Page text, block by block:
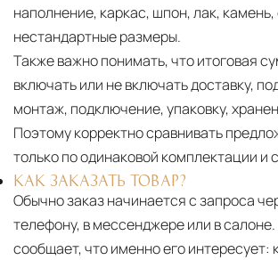
наполнение, каркас, шпон, лак, камень,
нестандартные размеры.
Также важно понимать, что итоговая
включать или не включать доставку,
монтаж, подключение, упаковку,
Поэтому корректно сравнивать
только по одинаковой комплектации и
КАК ЗАКАЗАТЬ ТОВАР?
Обычно заказ начинается с запроса
телефону, в мессенджере или в
сообщает, что именно его интересует: